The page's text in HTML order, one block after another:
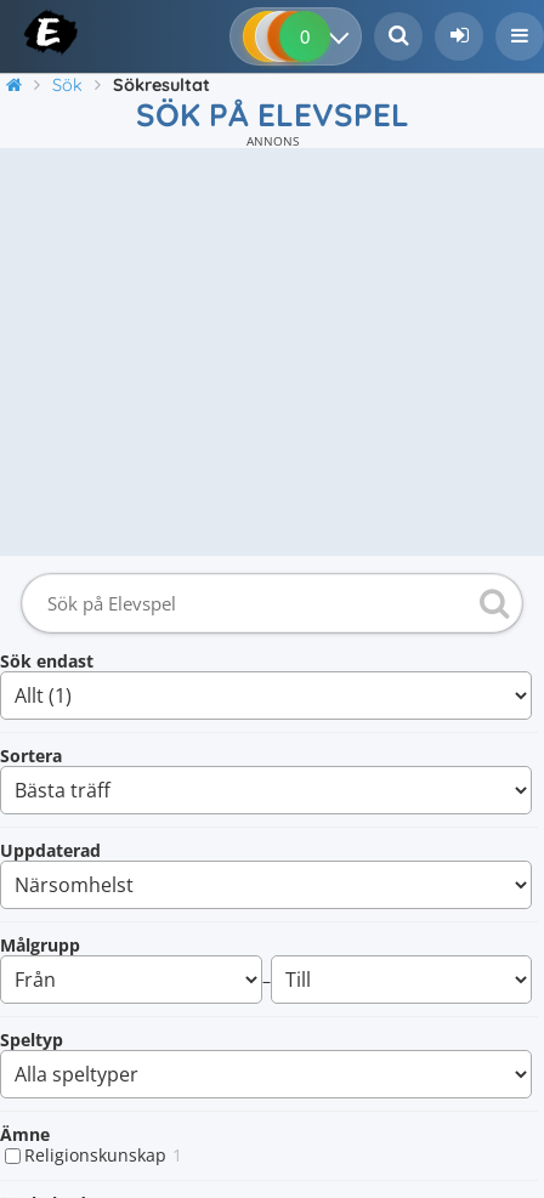
0 0 0
Sök Sökresultat
SÖK PÅ ELEVSPEL
ANNONS
Sök endast
Sortera
Uppdaterad
Målgrupp
–
Speltyp
Ämne
Religionskunskap 1